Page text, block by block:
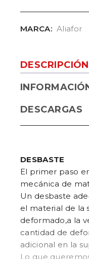
MARCA: Aliafor
DESCRIPCIÓN
DESCARGAS
DESBASTE
El primer paso
mecánica de
Un desbaste
el material de la
deformado,a la
cantidad de
adicional en la
Lo que